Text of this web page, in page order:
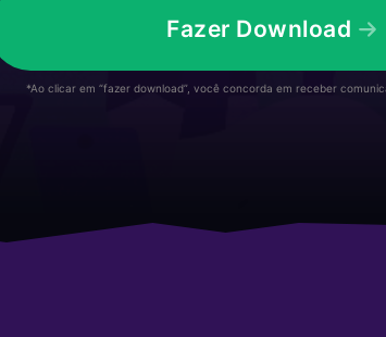
Fazer Download
*Ao clicar em “fazer download”, você concorda em receber